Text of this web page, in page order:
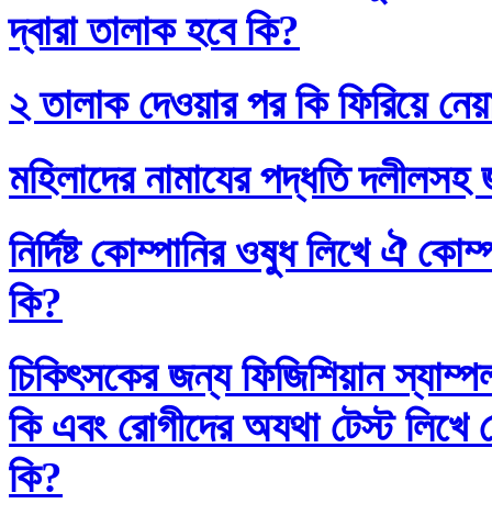
দ্বারা তালাক হবে কি?
২ তালাক দেওয়ার পর কি ফিরিয়ে
মহিলাদের নামাযের পদ্ধতি দলীলসহ
নির্দিষ্ট কোম্পানির ওষুধ লিখে ঐ
কি?
চিকিৎসকের জন্য ফিজিশিয়ান
কি এবং রোগীদের অযথা টেস্ট লিখে
কি?